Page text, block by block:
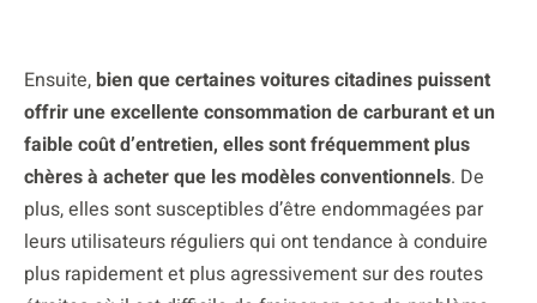
Ensuite, bien que certaines voitures citadines puissent
offrir une excellente consommation de carburant et un
faible coût d’entretien, elles sont fréquemment plus
chères à acheter que les modèles conventionnels. De
plus, elles sont susceptibles d’être endommagées par
leurs utilisateurs réguliers qui ont tendance à conduire
plus rapidement et plus agressivement sur des routes